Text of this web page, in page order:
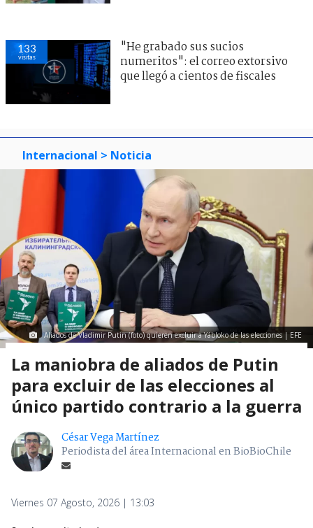
133
visitas
"He grabado sus sucios
numeritos": el correo extorsivo
que llegó a cientos de fiscales
Internacional > Noticia
Aliados de Vladimir Putin (foto) quieren excluir a Yábloko de las elecciones | EFE
La maniobra de aliados de Putin
para excluir de las elecciones al
único partido contrario a la guerra
César Vega Martínez
Periodista del área Internacional en BioBioChile
Viernes 07 Agosto, 2026 | 13:03